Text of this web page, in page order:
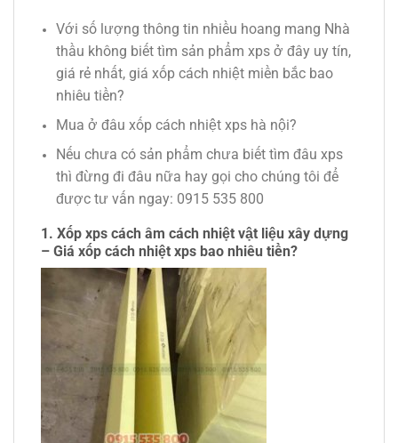
Với số lượng thông tin nhiều hoang mang Nhà
thầu không biết tìm sản phẩm xps ở đây uy tín,
giá rẻ nhất, giá xốp cách nhiệt miền bắc bao
nhiêu tiền?
Mua ở đâu xốp cách nhiệt xps hà nội?
Nếu chưa có sản phẩm chưa biết tìm đâu xps
thì đừng đi đâu nữa hay gọi cho chúng tôi để
được tư vấn ngay: 0915 535 800
1. Xốp xps cách âm cách nhiệt vật liệu xây dựng
– Giá xốp cách nhiệt xps bao nhiêu tiền?